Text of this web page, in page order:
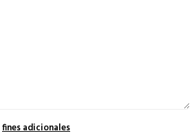
fines adicionales